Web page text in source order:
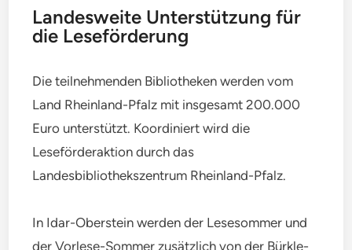
Landesweite Unterstützung für
die Leseförderung
Die teilnehmenden Bibliotheken werden vom
Land Rheinland-Pfalz mit insgesamt 200.000
Euro unterstützt. Koordiniert wird die
Leseförderaktion durch das
Landesbibliothekszentrum Rheinland-Pfalz.
In Idar-Oberstein werden der Lesesommer und
der Vorlese-Sommer zusätzlich von der Bürkle-